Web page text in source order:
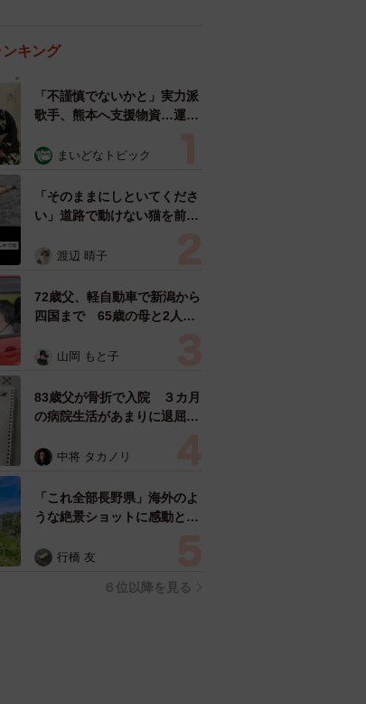
キング
「不謹慎でないかと」実力派
歌手、熊本へ支援物資…運搬
めらい 「痛いほど伝わる」
まいどなトピック
「そのままにしといてくださ
い」道路で動けない猫を前に
ようとした4日間 「命の重
表の訴え
渡辺 晴子
72歳父、軽自動車で新潟から
四国まで 65歳の母と2人で
憩まで分刻み… 「大学生で
山岡 もと子
83歳父が骨折で入院 ３カ月
の病院生活があまりに退屈で
い！」→スケッチブックを見
すよ…」
中将 タカノリ
「これ全部長野県」海外のよ
うな絶景ショットに感動と反
ったんだって気づいた」
行橋 友
６位以降を見る